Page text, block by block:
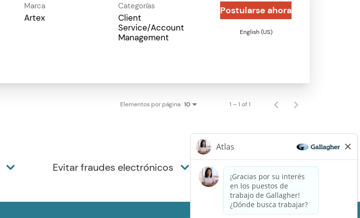
Marca
Artex
Categorías
Client
Service/Account
Management
Postularse ahora
English (US)
Elementos por página 10 1 – 1 of 1
Evitar fraudes electrónicos